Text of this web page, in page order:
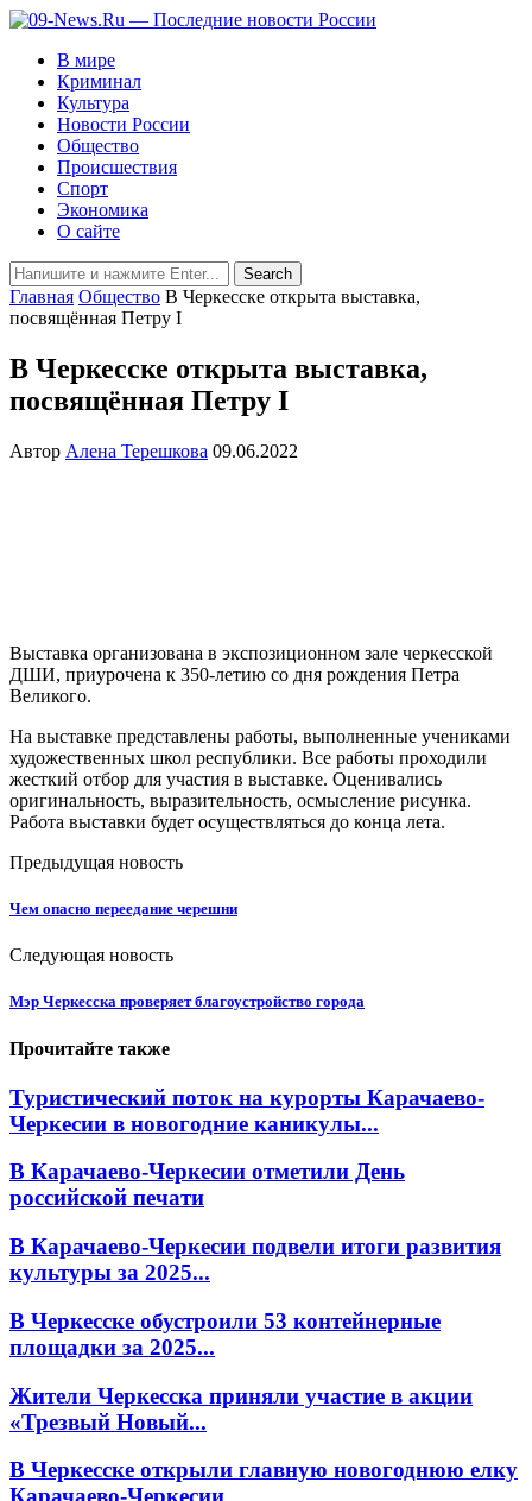
В мире
Криминал
Культура
Новости России
Общество
Происшествия
Спорт
Экономика
О сайте
Главная Общество В Черкесске открыта выставка,
посвящённая Петру I
В Черкесске открыта выставка,
посвящённая Петру I
Автор Алена Терешкова 09.06.2022
Выставка организована в экспозиционном зале черкесской
ДШИ, приурочена к 350-летию со дня рождения Петра
Великого.
На выставке представлены работы, выполненные учениками
художественных школ республики. Все работы проходили
жесткий отбор для участия в выставке. Оценивались
оригинальность, выразительность, осмысление рисунка.
Работа выставки будет осуществляться до конца лета.
Предыдущая новость
Чем опасно переедание черешни
Следующая новость
Мэр Черкесска проверяет благоустройство города
Прочитайте также
Туристический поток на курорты Карачаево-
Черкесии в новогодние каникулы...
В Карачаево-Черкесии отметили День
российской печати
В Карачаево-Черкесии подвели итоги развития
культуры за 2025...
В Черкесске обустроили 53 контейнерные
площадки за 2025...
Жители Черкесска приняли участие в акции
«Трезвый Новый...
В Черкесске открыли главную новогоднюю елку